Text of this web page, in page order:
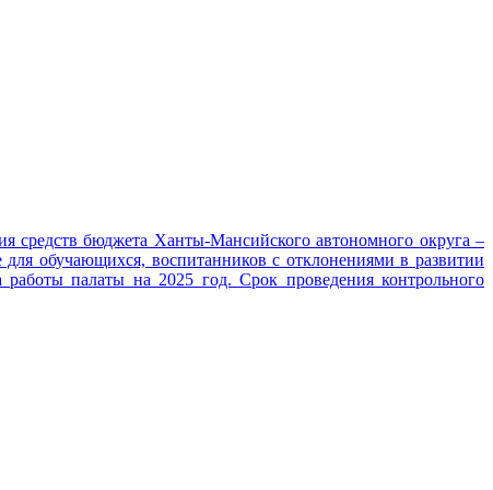
средств бюджета Ханты-Мансийского автономного округа –
обучающихся, воспитанников с отклонениями в развитии
палаты на 2025 год. Срок проведения контрольного